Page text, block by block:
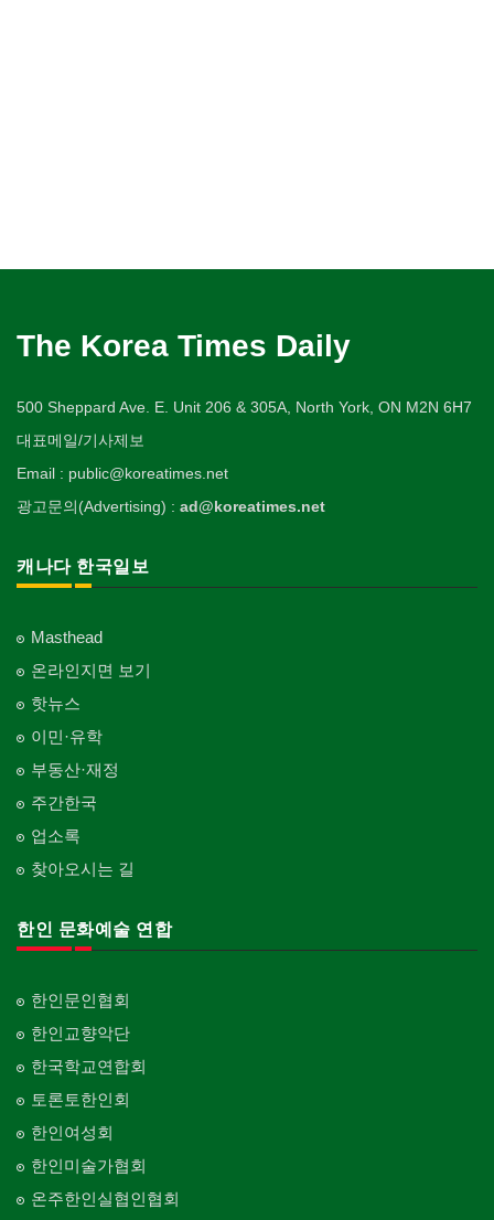
The Korea Times Daily
500 Sheppard Ave. E. Unit 206 & 305A, North York, ON M2N 6H7
대표메일/기사제보
Email : public@koreatimes.net
광고문의(Advertising) : ad@koreatimes.net
캐나다 한국일보
Masthead
온라인지면 보기
핫뉴스
이민·유학
부동산·재정
주간한국
업소록
찾아오시는 길
한인 문화예술 연합
한인문인협회
한인교향악단
한국학교연합회
토론토한인회
한인여성회
한인미술가협회
온주한인실협인협회